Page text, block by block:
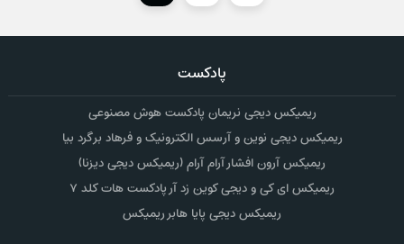
پادکست
ریمیکس دیجی نریمان پادکست هوش مصنوعی
ریمیکس دیجی نوین و آرسس الکترونیک و فرهاد برگرد بیا
ریمیکس آرون افشار آرام آرام (ریمیکس دیجی دیزنا)
ریمیکس ای کی و دیجی کوین زد آر پادکست هات کلد ۷
ریمیکس دیجی پایا هابر ریمیکس